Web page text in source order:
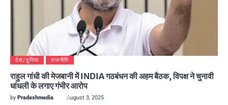
देश/दुनिया राजनीति
राहुल गांधी की मेजबानी में INDIA गठबंधन की अहम बैठक, विपक्ष ने चुनावी
धांधली के लगाए गंभीर आरोप
by Pradeshmedia August 3, 2025